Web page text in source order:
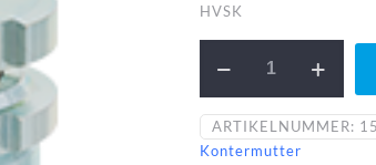
HVSK
50-
33-
A1
Menge
ARTIKELNUMMER:
Kontermutter